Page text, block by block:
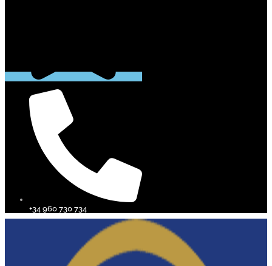
+34 960 730 734